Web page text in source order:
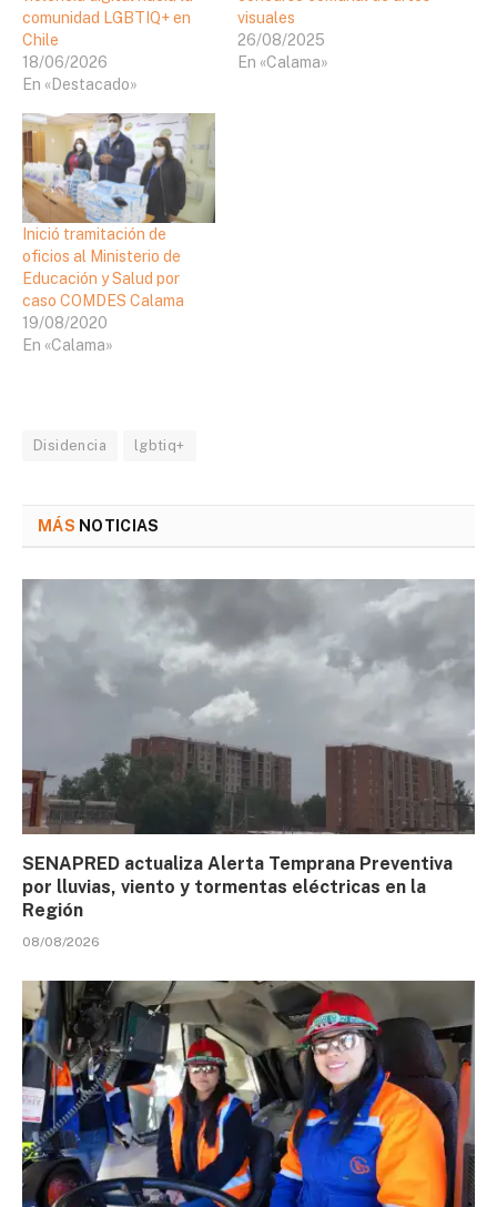
comunidad LGBTIQ+ en
Chile
18/06/2026
En «Destacado»
visuales
26/08/2025
En «Calama»
Inició tramitación de
oficios al Ministerio de
Educación y Salud por
caso COMDES Calama
19/08/2020
En «Calama»
Disidencia lgbtiq+
MÁS NOTICIAS
SENAPRED actualiza Alerta Temprana Preventiva
por lluvias, viento y tormentas eléctricas en la
Región
08/08/2026